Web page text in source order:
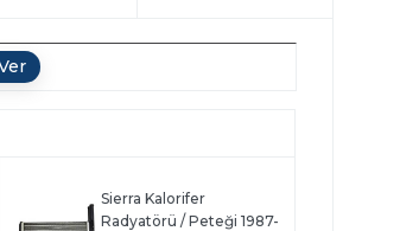
Sierra Kalorifer
Radyatörü / Peteği 1987-